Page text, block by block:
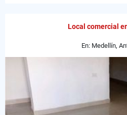
Local comercial
En: Medellín,